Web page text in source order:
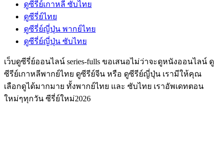
ดูซีรี่ย์เกาหลี ซับไทย
ดูซีรี่ย์ไทย
ดูซีรี่ย์ญี่ปุ่น พากย์ไทย
ดูซีรี่ย์ญี่ปุ่น ซับไทย
เว็บดูซีรี่ย์ออนไลน์ series-fulls ขอเสนอไม่ว่าจะดูหนังออนไลน์ ดู
ซีรีย์เกาหลีพากย์ไทย ดูซีรีย์จีน หรือ ดูซีรีย์ญี่ปุ่น เรามีให้คุณ
เลือกดูได้มากมาย ทั้งพากย์ไทย และ ซับไทย เราอัพเดทตอน
ใหม่ๆทุกวัน ซีรี่ย์ใหม่2026